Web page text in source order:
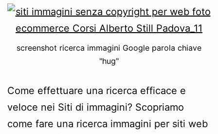
screenshot ricerca immagini Google parola chiave
"hug"
Come effettuare una ricerca efficace e
veloce nei Siti di immagini? Scopriamo
come fare una ricerca immagini per siti web